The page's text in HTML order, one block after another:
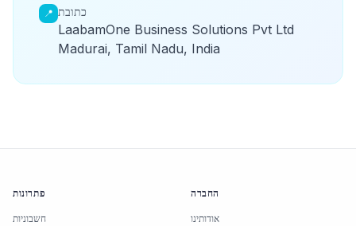
📍 כתובת
LaabamOne Business Solutions Pvt Ltd
Madurai, Tamil Nadu, India
פתרונות
חשבוניות
החברה
אודותינו